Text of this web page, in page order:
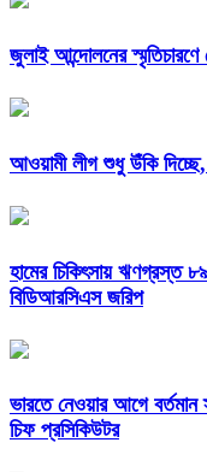
জুলাই আন্দোলনের
আওয়ামী লীগ শুধু উঁকি দিচ্ছে,
হামের চিকিৎসায় ঋণগ্রস্ত
বিডিআরসিএস জরিপ
ভারতে নেওয়ার আগে বর্তমান
চিফ প্রসিকিউটর